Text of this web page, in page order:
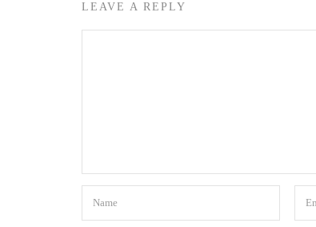
LEAVE A REPLY